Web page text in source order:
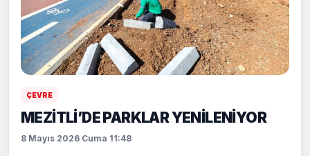
ÇEVRE
MEZİTLİ’DE PARKLAR YENİLENİYOR
8 Mayıs 2026 Cuma 11:48